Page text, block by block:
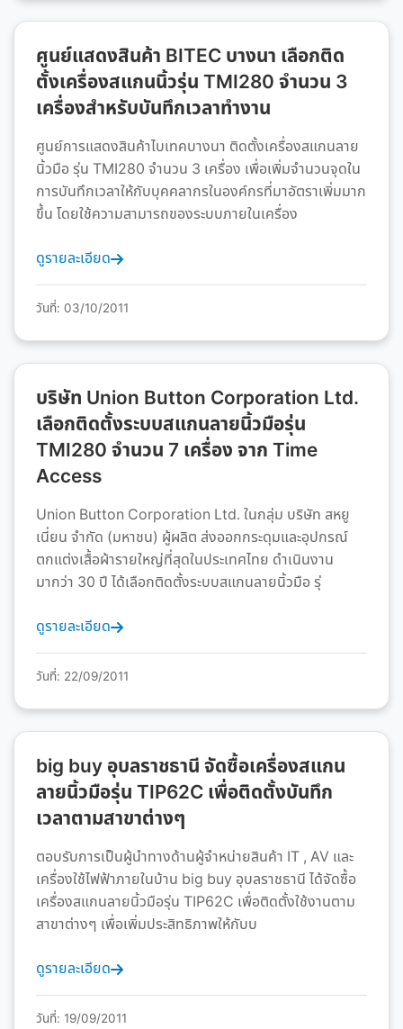
ศูนย์แสดงสินค้า BITEC บางนา เลือกติด
ตั้งเครื่องสแกนนิ้วรุ่น TMI280 จำนวน 3
เครื่องสำหรับบันทึกเวลาทำงาน
ศูนย์การแสดงสินค้าไบเทคบางนา ติดตั้งเครื่องสแกนลาย
นิ้วมือ รุ่น TMI280 จำนวน 3 เครื่อง เพื่อเพิ่มจำนวนจุดใน
การบันทึกเวลาให้กับบุคคลากรในองค์กรที่มาอัตราเพิ่มมาก
ขึ้น โดยใช้ความสามารถของระบบภายในเครื่อง
ดูรายละเอียด
วันที่: 03/10/2011
บริษัท Union Button Corporation Ltd.
เลือกติดตั้งระบบสแกนลายนิ้วมือรุ่น
TMI280 จำนวน 7 เครื่อง จาก Time
Access
Union Button Corporation Ltd. ในกลุ่ม บริษัท สหยู
เนี่ยน จำกัด (มหาชน) ผู้ผลิต ส่งออกกระดุมและอุปกรณ์
ตกแต่งเสื้อผ้ารายใหญ่ที่สุดในประเทศไทย ดำเนินงาน
มากว่า 30 ปี ได้เลือกติดตั้งระบบสแกนลายนิ้วมือ รุ่
ดูรายละเอียด
วันที่: 22/09/2011
big buy อุบลราชธานี จัดซื้อเครื่องสแกน
ลายนิ้วมือรุ่น TIP62C เพื่อติดตั้งบันทึก
เวลาตามสาขาต่างๆ
ตอบรับการเป็นผู้นำทางด้านผู้จำหน่ายสินค้า IT , AV และ
เครื่องใช้ไฟฟ้าภายในบ้าน big buy อุบลราชธานี ได้จัดซื้อ
เครื่องสแกนลายนิ้วมือรุ่น TIP62C เพื่อติดตั้งใช้งานตาม
สาขาต่างๆ เพื่อเพิ่มประสิทธิภาพให้กับบ
ดูรายละเอียด
วันที่: 19/09/2011